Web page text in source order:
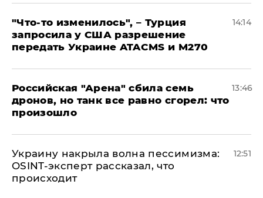
​"Что-то изменилось", – Турция
запросила у США разрешение
передать Украине ATACMS и M270
14:14
​Российская "Арена" сбила семь
дронов, но танк все равно сгорел: что
произошло
13:46
​Украину накрыла волна пессимизма:
OSINT-эксперт рассказал, что
происходит
12:51